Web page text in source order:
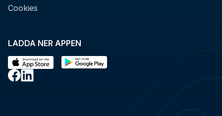
LADDA NER APPEN
Cookies